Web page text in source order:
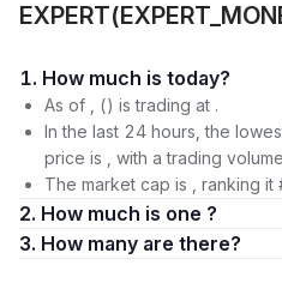
1. How much is today?
As of , () is trading at .
In the last 24 hours, the
price is , with a trading
The market cap is , ranking
2. How much is one ?
3. How many are there?